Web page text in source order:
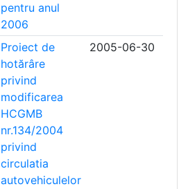
pentru anul
2006
Proiect de
hotărâre
privind
modificarea
HCGMB
nr.134/2004
privind
circulatia
autovehiculelor
2005-06-30